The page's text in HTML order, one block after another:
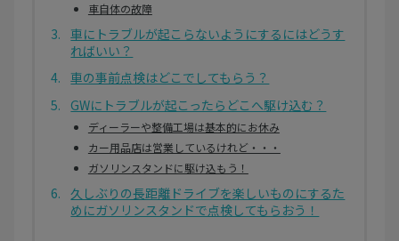
車自体の故障
車にトラブルが起こらないようにするにはどうす
ればいい？
車の事前点検はどこでしてもらう？
GWにトラブルが起こったらどこへ駆け込む？
ディーラーや整備工場は基本的にお休み
カー用品店は営業しているけれど・・・
ガソリンスタンドに駆け込もう！
久しぶりの長距離ドライブを楽しいものにするた
めにガソリンスタンドで点検してもらおう！